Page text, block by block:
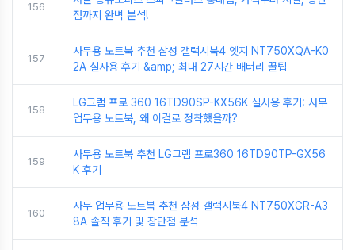
156
점까지 완벽 분석!
157
사무용 노트북 추천 삼성 갤럭시북4 엣지 NT750XQA-K0
2A 실사용 후기 &amp; 최대 27시간 배터리 꿀팁
158
LG그램 프로 360 16TD90SP-KX56K 실사용 후기: 사무
업무용 노트북, 왜 이걸로 정착했을까?
159
사무용 노트북 추천 LG그램 프로360 16TD90TP-GX56
K 후기
160
사무 업무용 노트북 추천 삼성 갤럭시북4 NT750XGR-A3
8A 솔직 후기 및 장단점 분석